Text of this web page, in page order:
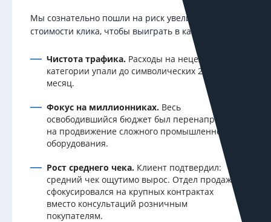
Мы сознательно пошли на риск увеличения
стоимости клика, чтобы выиграть в качестве:
Чистота трафика. Расходы на нецелевые
категории упали до символических 2 000 ₽ в
месяц.
Фокус на миллионниках. Весь
освободившийся бюджет был перенаправлен
на продвижение сложного промышленного
оборудования.
Рост среднего чека. Клиент подтвердил:
средний чек ощутимо вырос. Отдел продаж
сфокусировался на крупных контрактах
вместо консультаций розничным
покупателям.